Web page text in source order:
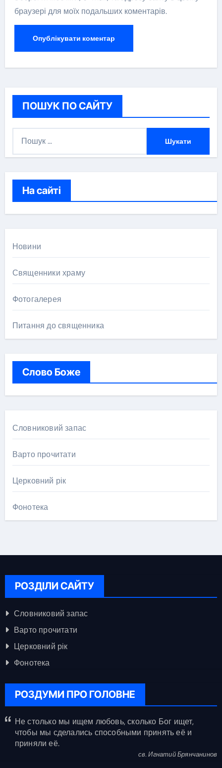
браузері для моїх подальших коментарів.
ПОШУК ПО САЙТУ
:
На сайті
Новини
Священники храму
Фотогалерея
Питання до священника
Слово Боже
Словниковий запас
Варто прочитати
Церковний рік
Фонотека
РОЗДІЛИ САЙТУ
Словниковий запас
Варто прочитати
Церковний рік
Фонотека
РОЗДУМИ ПРО ГОЛОВНЕ
Не столько мы ищем любовь, сколько Бог ищет,
чтобы мы сделались способными принять её и
приняли её.
св. Игнатий Брянчанинов